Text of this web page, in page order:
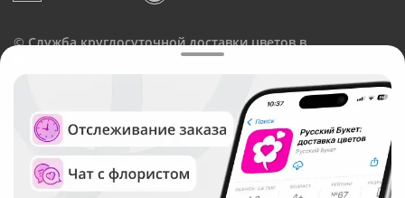
©Служба круглосуточной доставки цветов в
Русский Букет, 2026
Общество с ограниченной ответственностью «Технология»
ОГРН: 1195476081745, ИНН: 5410081997
Юридический адрес: г. Новосибирск, ул. Ипподромская,
д.42, оф. 3